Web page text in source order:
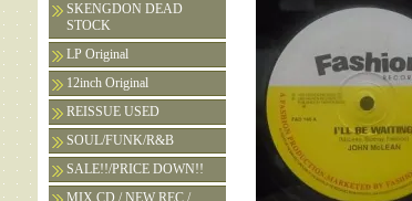
SKENGDON DEAD
STOCK
LP Original
12inch Original
REISSUE USED
SOUL/FUNK/R&B
SALE!!/PRICE DOWN!!
MIX CD / NEW REC /